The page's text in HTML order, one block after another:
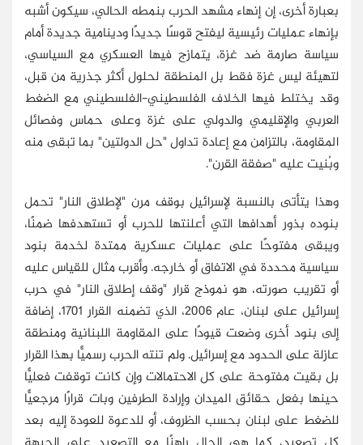
بعبارة أخرى، إن إنهاء مشهد الحرب بنمطه الحالي، سيكون أشبه
بإنهاء عمليات رئيسية ليفتح قوسًا جديدًا ودينامية جديدة أمام
سياسة صارمة ضد غزة، يتمازج فيها العسكري مع السياسي،
لتهيئة ليس غزة فقط بل المنطقة لحلول أكثر جذرية من قبل،
وقد يختلط فيها الخلاف الفلسطيني-الفلسطيني مع الضغط
العربي والإقليمي والدولي على غزة وعلى حماس وفصائل
المقاومة، بالتزامن مع إعادة تداول "حل الدولتين" بما تبقى منه
وبُنيت عليه "صفقة القرن".
وهذا يتأتى بالنسبة لإسرائيل بوقف مرن "لإطلاق النار" تحمل
بنوده بذور أهدافها التي أعلنتها للحرب أو تستهدفها ضمنًا،
ويبقى مفتوحًا على عمليات عسكرية ممتدة لخدمة بنود
سياسية محددة في الاتفاق أو خارجه. وأقرب مثال للقياس عليه
أو تقريب صورته، هو نموذج قرار "وقف إطلاق النار" في حرب
إسرائيل على لبنان، عام 2006، الذي تضمنه القرار 1701، إضافة
إلى بنود أخرى وضعت قيودًا على المقاومة اللبنانية ومنطقة
عازلة على الحدود مع إسرائيل. ولم تنته الحرب رسميًّا بهذا القرار
بل بقيت مفتوحة على كل الاحتمالات وإن كانت توقفت فعليًّا
حينها بفعل حقائق الميدان وإرادة الطرفين وبات قرارًا مرجعيًّا
للضغط على لبنان بحسب الظروف، أو للدعوة للعودة إليه بعد